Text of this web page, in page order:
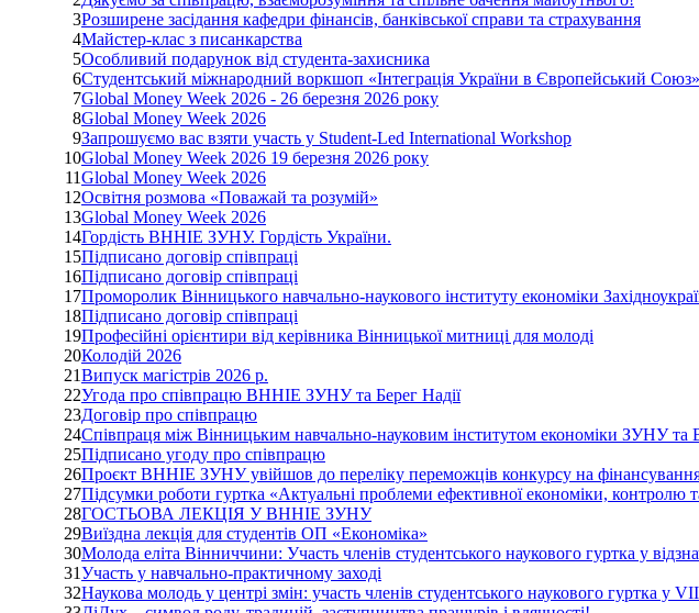
3Розширене засідання кафедри фінансів, банківської справи та страхування
4Майстер-клас з писанкарства
5Особливий подарунок від студента-захисника
6Студентський міжнародний воркшоп «Інтеграція України в Європейський Союз»
7Global Money Week 2026 - 26 березня 2026 року
8Global Money Week 2026
9Запрошуємо вас взяти участь у Student-Led International Workshop
10Global Money Week 2026 19 березня 2026 року
11Global Money Week 2026
12Освітня розмова «Поважай та розумій»
13Global Money Week 2026
14Гордість ВННІЕ ЗУНУ. Гордість України.
15Підписано договір співпраці
16Підписано договір співпраці
17Проморолик Вінницького навчально-наукового інституту економіки
18Підписано договір співпраці
19Професійні орієнтири від керівника Вінницької митниці для молоді
20Колодій 2026
21Випуск магістрів 2026 р.
22Угода про співпрацю ВННІЕ ЗУНУ та Берег Надії
23Договір про співпрацю
24Співпраця між Вінницьким навчально-науковим інститутом економіки ЗУНУ
25Підписано угоду про співпрацю
26Проєкт ВННІЕ ЗУНУ увійшов до переліку переможців конкурсу на
27Підсумки роботи гуртка «Актуальні проблеми ефективної економіки, контролю
28ГОСТЬОВА ЛЕКЦІЯ У ВННІЕ ЗУНУ
29Виїздна лекція для студентів ОП «Економіка»
30Молода еліта Вінниччини: Участь членів студентського наукового гуртка у
31Участь у навчально-практичному заході
32Наукова молодь у центрі змін: участь членів студентського наукового гуртка